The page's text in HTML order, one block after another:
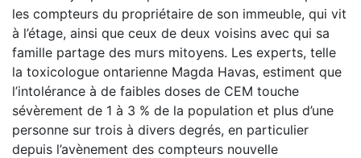
les compteurs du propriétaire de son immeuble, qui vit
à l’étage, ainsi que ceux de deux voisins avec qui sa
famille partage des murs mitoyens. Les experts, telle
la toxicologue ontarienne Magda Havas, estiment que
l’intolérance à de faibles doses de CEM touche
sévèrement de 1 à 3 % de la population et plus d’une
personne sur trois à divers degrés, en particulier
depuis l’avènement des compteurs nouvelle